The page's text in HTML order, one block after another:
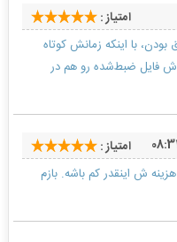
امتیاز :
بودن، با اینکه زمانش کوتاه
فایل ضبط‌شده رو هم در
امتیاز :
ش اینقدر کم باشه. بازم